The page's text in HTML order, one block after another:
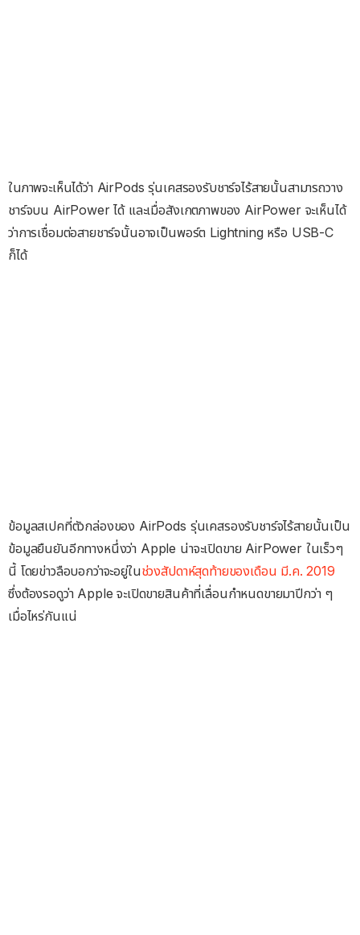
ในภาพจะเห็นได้ว่า AirPods รุ่นเคสรองรับชาร์จไร้สายนั้นสามารถวาง
ชาร์จบน AirPower ได้ และเมื่อสังเกตภาพของ AirPower จะเห็นได้
ว่าการเชื่อมต่อสายชาร์จนั้นอาจเป็นพอร์ต Lightning หรือ USB-C
ก็ได้
ข้อมูลสเปคที่ตัวกล่องของ AirPods รุ่นเคสรองรับชาร์จไร้สายนั้นเป็น
ข้อมูลยืนยันอีกทางหนึ่งว่า Apple น่าจะเปิดขาย AirPower ในเร็วๆ
นี้ โดยข่าวลือบอกว่าจะอยู่ในช่วงสัปดาห์สุดท้ายของเดือน มี.ค. 2019
ซึ่งต้องรอดูว่า Apple จะเปิดขายสินค้าที่เลื่อนกำหนดขายมาปีกว่า ๆ
เมื่อไหร่กันแน่